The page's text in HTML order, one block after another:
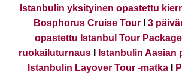
Istanbulin yksityinen opastettu
Bosphorus Cruise TourI 3
opastettu Istanbul Tour Package
ruokailuturnaus
Istanbulin Aasian
Istanbulin Layover Tour -matka